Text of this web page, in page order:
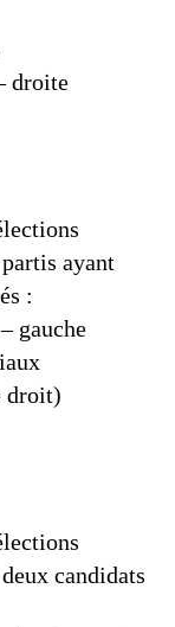
droite
ayant
:
gauche
droit)
candidats